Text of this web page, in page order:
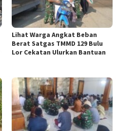
Lihat Warga Angkat Beban
Berat Satgas TMMD 129 Bulu
Lor Cekatan Ulurkan Bantuan